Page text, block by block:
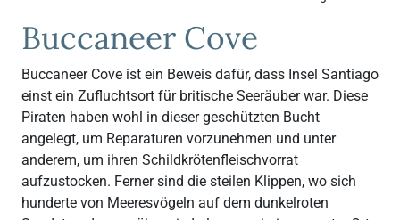
Buccaneer Cove
Buccaneer Cove ist ein Beweis dafür, dass Insel Santiago
einst ein Zufluchtsort für britische Seeräuber war. Diese
Piraten haben wohl in dieser geschützten Bucht
angelegt, um Reparaturen vorzunehmen und unter
anderem, um ihren Schildkrötenfleischvorrat
aufzustocken. Ferner sind die steilen Klippen, wo sich
hunderte von Meeresvögeln auf dem dunkelroten